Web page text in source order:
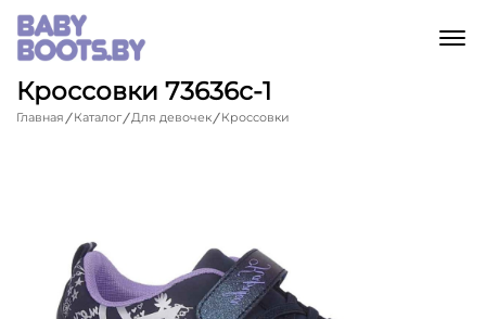
Кроссовки 73636с-1
Главная Каталог Для девочек Кроссовки